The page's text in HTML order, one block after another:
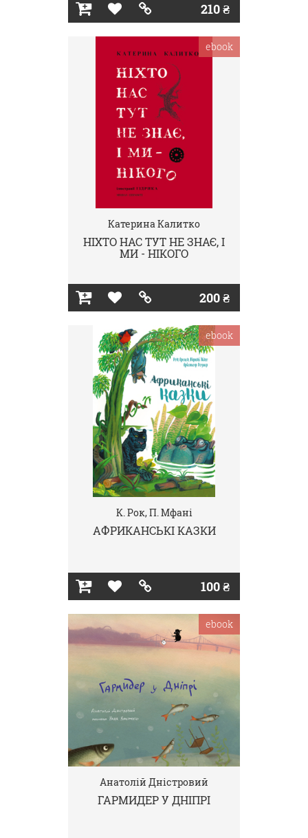
210 ₴
Катерина Калитко
НІХТО НАС ТУТ НЕ ЗНАЄ, І
МИ - НІКОГО
200 ₴
ebook
К. Рок, П. Мфані
АФРИКАНСЬКІ КАЗКИ
100 ₴
ebook
Анатолій Дністровий
ГАРМИДЕР У ДНІПРІ
ebook